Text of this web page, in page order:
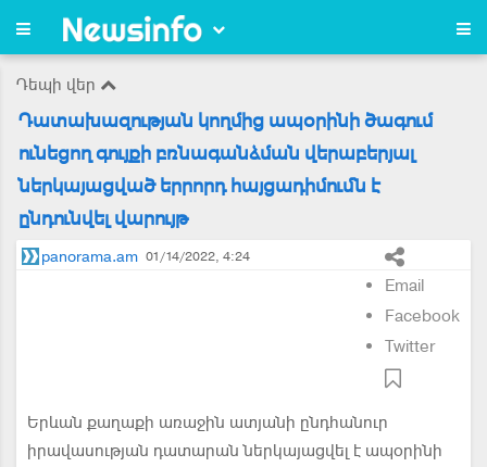
Դեպի վեր
Դատախազության կողմից ապօրինի ծագում
ունեցող գույքի բռնագանձման վերաբերյալ
ներկայացված երրորդ հայցադիմումն է
ընդունվել վարույթ
panorama.am 01/14/2022, 4:24
Email
Facebook
Twitter
Երևան քաղաքի առաջին ատյանի ընդհանուր
իրավասության դատարան ներկայացվել է ապօրինի